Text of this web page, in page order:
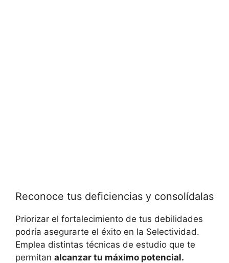
Reconoce tus deficiencias y consolídalas
Priorizar el fortalecimiento de tus debilidades
podría asegurarte el éxito en la Selectividad.
Emplea distintas técnicas de estudio que te
permitan alcanzar tu máximo potencial.